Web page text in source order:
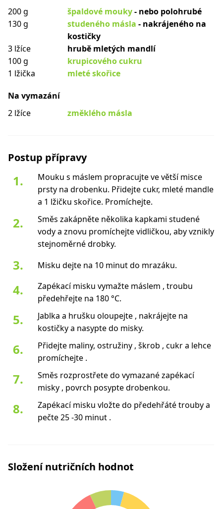
200 g
špaldové mouky- nebo polohrubé
130 g
studeného másla - nakrájeného na
kostičky
3 lžíce
hrubě mletých mandlí
100 g
krupicového cukru
1 lžička
mleté skořice
Na vymazání
2 lžíce
změklého másla
Postup přípravy
Mouku s máslem propracujte ve větší misce
prsty na drobenku. Přidejte cukr, mleté mandle
a 1 lžičku skořice. Promíchejte.
Směs zakápněte několika kapkami studené
vody a znovu promíchejte vidličkou, aby vznikly
stejnoměrné drobky.
Misku dejte na 10 minut do mrazáku.
Zapékací misku vymažte máslem , troubu
předehřejte na 180 °C.
Jablka a hrušku oloupejte , nakrájejte na
kostičky a nasypte do misky.
Přidejte maliny, ostružiny , škrob , cukr a lehce
promíchejte .
Směs rozprostřete do vymazané zapékací
misky , povrch posypte drobenkou.
Zapékací misku vložte do předehřáté trouby a
pečte 25 -30 minut .
Složení nutričních hodnot